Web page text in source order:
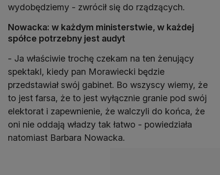
wydobędziemy - zwrócił się do rządzących.
Nowacka: w każdym ministerstwie, w każdej
spółce potrzebny jest audyt
- Ja właściwie trochę czekam na ten żenujący
spektakl, kiedy pan Morawiecki będzie
przedstawiał swój gabinet. Bo wszyscy wiemy, że
to jest farsa, że to jest wyłącznie granie pod swój
elektorat i zapewnienie, że walczyli do końca, że
oni nie oddają władzy tak łatwo - powiedziała
natomiast Barbara Nowacka.